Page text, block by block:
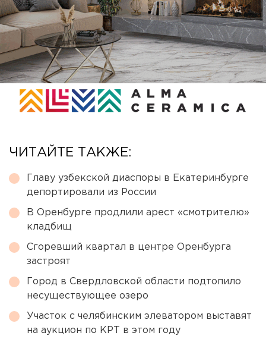
ЧИТАЙТЕ ТАКЖЕ:
Главу узбекской диаспоры в Екатеринбурге
депортировали из России
В Оренбурге продлили арест «смотрителю»
кладбищ
Сгоревший квартал в центре Оренбурга
застроят
Город в Свердловской области подтопило
несуществующее озеро
Участок с челябинским элеватором выставят
на аукцион по КРТ в этом году